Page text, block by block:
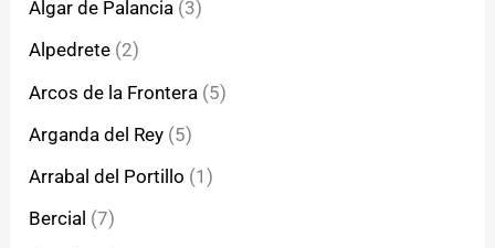
Algar de Palancia (3)
Alpedrete (2)
Arcos de la Frontera (5)
Arganda del Rey (5)
Arrabal del Portillo (1)
Bercial (7)